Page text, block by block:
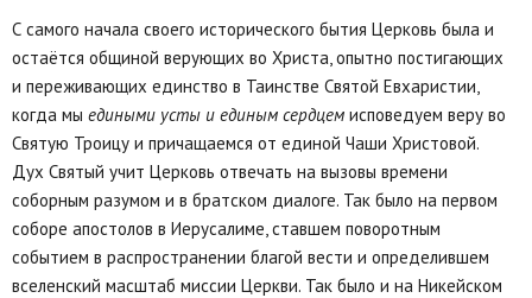
С самого начала своего исторического бытия Церковь была и
остаётся общиной верующих во Христа, опытно постигающих
и переживающих единство в Таинстве Святой Евхаристии,
когда мы едиными усты и единым сердцем исповедуем веру во
Святую Троицу и причащаемся от единой Чаши Христовой.
Дух Святый учит Церковь отвечать на вызовы времени
соборным разумом и в братском диалоге. Так было на первом
соборе апостолов в Иерусалиме, ставшем поворотным
событием в распространении благой вести и определившем
вселенский масштаб миссии Церкви. Так было и на Никейском